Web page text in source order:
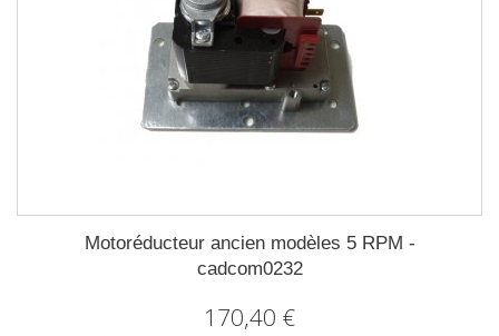
Motoréducteur ancien modèles 5 RPM -
cadcom0232
170,40 €